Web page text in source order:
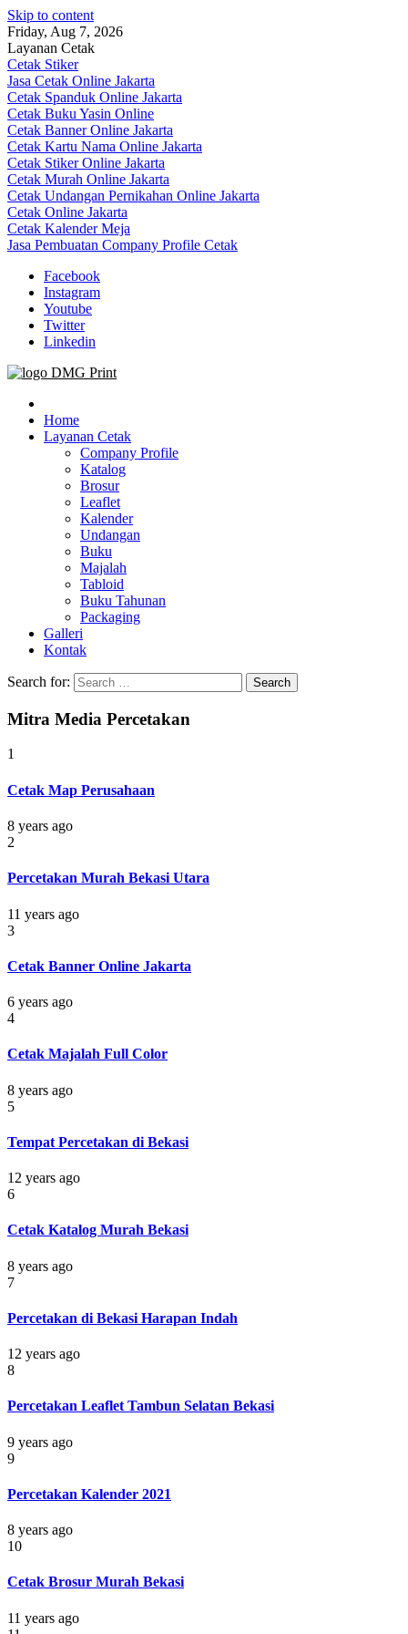
Skip to content
Friday, Aug 7, 2026
Layanan Cetak
Cetak Stiker
Jasa Cetak Online Jakarta
Cetak Spanduk Online Jakarta
Cetak Buku Yasin Online
Cetak Banner Online Jakarta
Cetak Kartu Nama Online Jakarta
Cetak Stiker Online Jakarta
Cetak Murah Online Jakarta
Cetak Undangan Pernikahan Online Jakarta
Cetak Online Jakarta
Cetak Kalender Meja
Jasa Pembuatan Company Profile Cetak
Facebook
Instagram
Youtube
Twitter
Linkedin
Jasa Cetak Online DMG Printing
Home
Layanan Cetak
Company Profile
Katalog
Brosur
Leaflet
Kalender
Undangan
Buku
Majalah
Tabloid
Buku Tahunan
Packaging
Galleri
Kontak
Search for:
Mitra Media Percetakan
1
Cetak Map Perusahaan
8 years ago
2
Percetakan Murah Bekasi Utara
11 years ago
3
Cetak Banner Online Jakarta
6 years ago
4
Cetak Majalah Full Color
8 years ago
5
Tempat Percetakan di Bekasi
12 years ago
6
Cetak Katalog Murah Bekasi
8 years ago
7
Percetakan di Bekasi Harapan Indah
12 years ago
8
Percetakan Leaflet Tambun Selatan Bekasi
9 years ago
9
Percetakan Kalender 2021
8 years ago
10
Cetak Brosur Murah Bekasi
11 years ago